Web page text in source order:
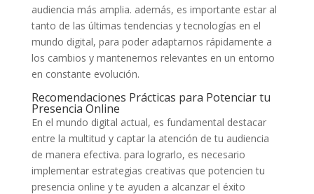
audiencia ‍más amplia. además, es importante estar al
tanto ⁣de las⁤ últimas tendencias y tecnologías en el
mundo digital, para poder adaptarnos ‍rápidamente a
los cambios y mantenernos relevantes en un entorno
en constante evolución.
Recomendaciones Prácticas⁣ para Potenciar tu
Presencia⁣ Online
En el mundo digital ​actual, es ⁤fundamental destacar
entre la multitud y⁢ captar la atención ‍de tu audiencia
de manera efectiva. ⁢para‌ lograrlo, es ‌necesario⁢
implementar estrategias creativas que potencien ‍tu
presencia online y te ayuden a alcanzar el éxito